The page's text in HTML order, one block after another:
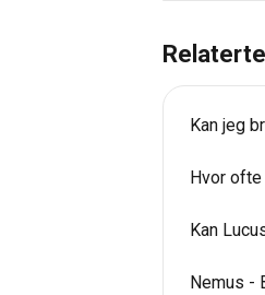
Kan jeg
Hvor
Kan
Nemus -